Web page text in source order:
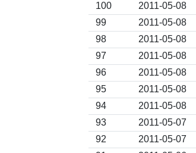
100
2011-05-08
99
2011-05-08
98
2011-05-08
97
2011-05-08
96
2011-05-08
95
2011-05-08
94
2011-05-08
93
2011-05-07
92
2011-05-07